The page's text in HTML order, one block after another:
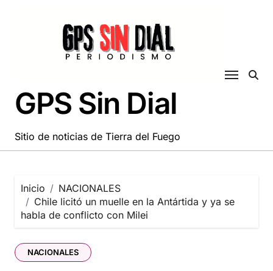
GPS Sin Dial
Sitio de noticias de Tierra del Fuego
Inicio
NACIONALES
Chile licitó un muelle en la Antártida y ya se
habla de conflicto con Milei
NACIONALES